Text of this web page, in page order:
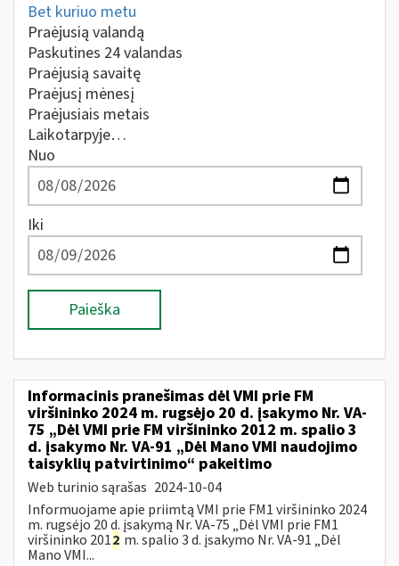
Bet kuriuo metu
Praėjusią valandą
Paskutines 24 valandas
Praėjusią savaitę
Praėjusį mėnesį
Praėjusiais metais
Laikotarpyje…
Nuo
Iki
Paieška
Informacinis pranešimas dėl VMI prie FM
viršininko 2024 m. rugsėjo 20 d. įsakymo Nr. VA-
75 „Dėl VMI prie FM viršininko 2012 m. spalio 3
d. įsakymo Nr. VA-91 „Dėl Mano VMI naudojimo
taisyklių patvirtinimo“ pakeitimo
Web turinio sąrašas 2024-10-04
Informuojame apie priimtą VMI prie FM1 viršininko 2024
m. rugsėjo 20 d. įsakymą Nr. VA-75 „Dėl VMI prie FM1
viršininko 2012 m. spalio 3 d. įsakymo Nr. VA-91 „Dėl
Mano VMI...